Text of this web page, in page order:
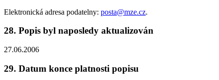
Elektronická adresa podatelny: posta@mze.cz.
28. Popis byl naposledy aktualizován
27.06.2006
29. Datum konce platnosti popisu